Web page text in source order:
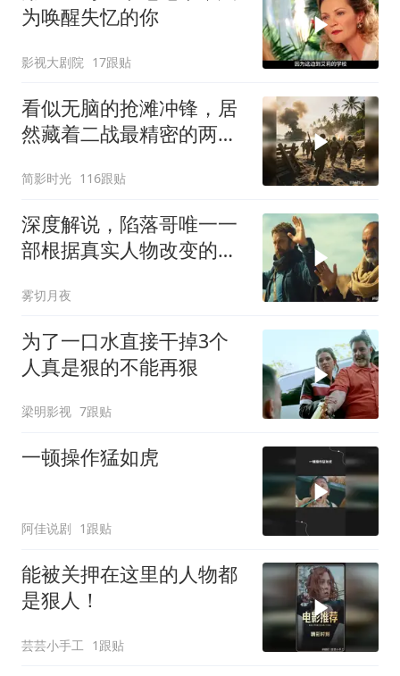
为唤醒失忆的你
影视大剧院 17跟贴
看似无脑的抢滩冲锋，居
然藏着二战最精密的两栖
简影时光 116跟贴
深度解说，陷落哥唯一一
部根据真实人物改变的电
雾切月夜
为了一口水直接干掉3个
人真是狠的不能再狠
梁明影视 7跟贴
一顿操作猛如虎
阿佳说剧 1跟贴
能被关押在这里的人物都
是狠人！
芸芸小手工 1跟贴